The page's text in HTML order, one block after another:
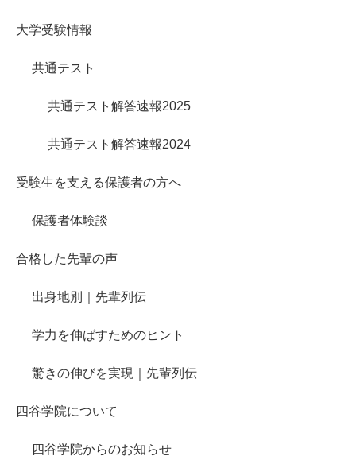
大学受験情報
共通テスト
共通テスト解答速報2025
共通テスト解答速報2024
受験生を支える保護者の方へ
保護者体験談
合格した先輩の声
出身地別｜先輩列伝
学力を伸ばすためのヒント
驚きの伸びを実現｜先輩列伝
四谷学院について
四谷学院からのお知らせ